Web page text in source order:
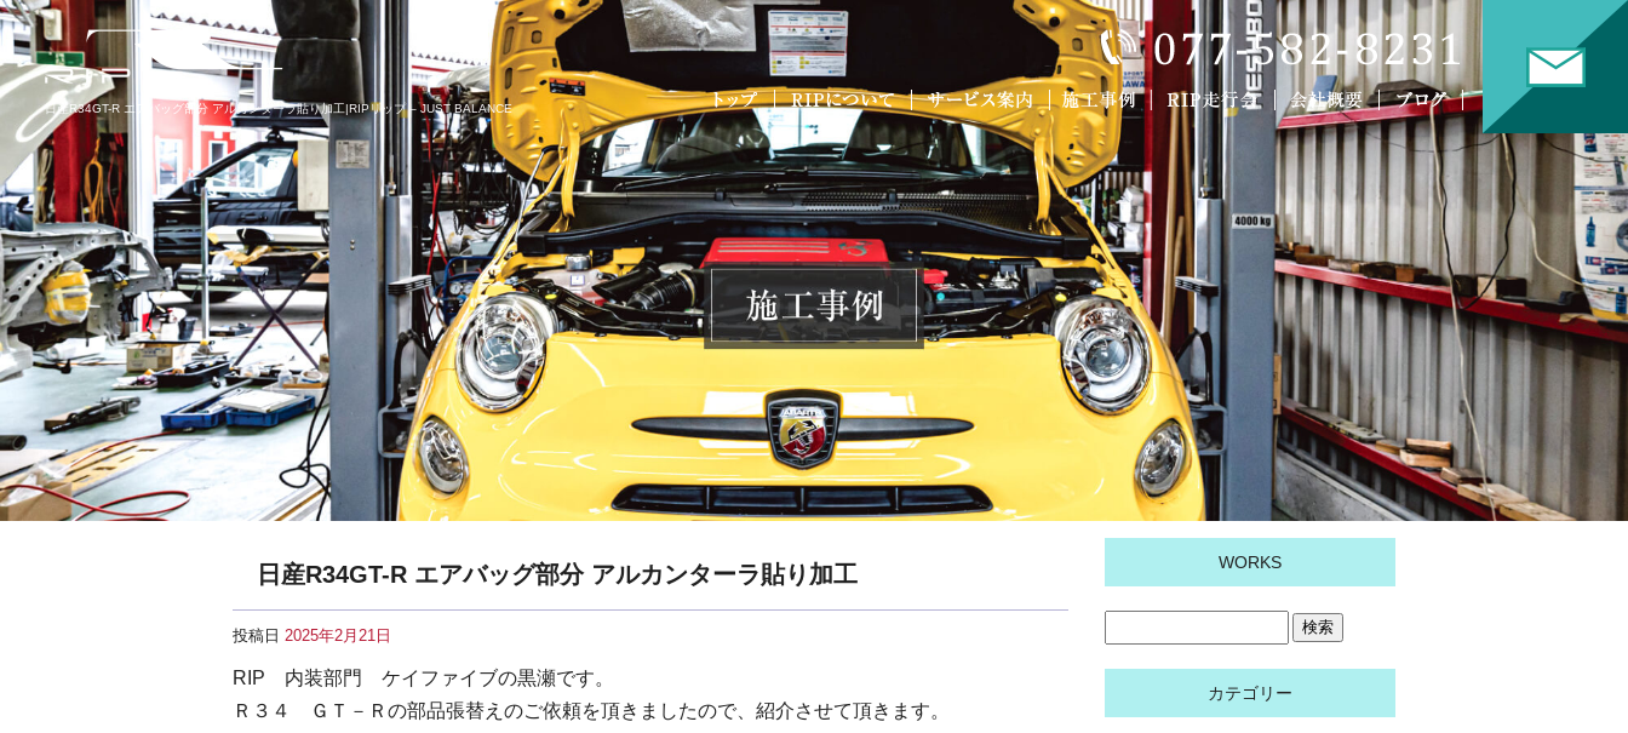
日産R34GT-R エアバッグ部分 アルカンターラ貼り加工|RIPリップ – JUST BALANCE
日産R34GT-R エアバッグ部分 アルカンターラ貼り加工
投稿日 2025年2月21日
RIP 内装部門 ケイファイブの黒瀬です。
Ｒ３４ ＧＴ－Ｒの部品張替えのご依頼を頂きましたので、紹介させて頂きます。
WORKS
カテゴリー